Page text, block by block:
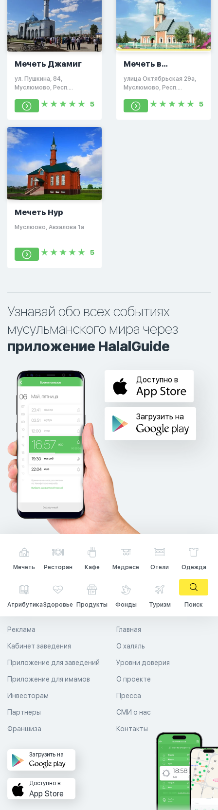
Мечеть Джамиг
ул. Пушкина, 84,
Муслюмово, Респ.
423970
5
Мечеть в
Муслюмово
улица Октябрьская 29а,
Муслюмово, Респ.
5
Мечеть Нур
Муслюово, Авзалова 1а
5
Узнавай обо всех событиях
мусульманского мира через
приложение HalalGuide
Доступно в
Загрузить на
Мечеть Ресторан Кафе Медресе Отели Одежда
АтрибутикаЗдоровье Продукты Фонды Туризм Поиск
Главная
О халяль
Уровни доверия
Реклама
Кабинет заведения
Приложение для заведений
Приложение для имамов О проекте
Пресса
СМИ о нас
Контакты
Инвесторам
Партнеры
Франшиза
Загрузить на
Доступно в
App Store